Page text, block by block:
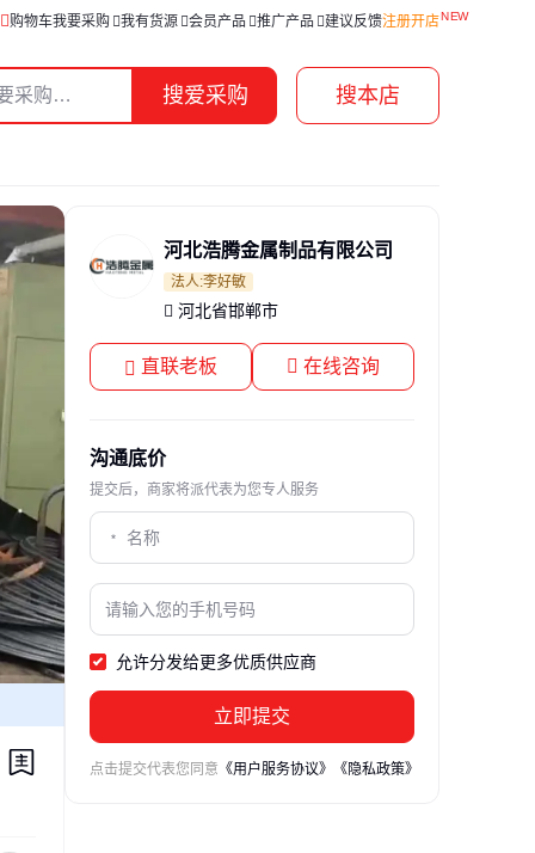
购物车我要采购 我有货源 会员产品 推广产品 建议反馈注册开店
搜爱采购 搜本店
河北浩腾金属制品有限公司
法人:李好敏
河北省邯郸市
直联老板 在线咨询
沟通底价
提交后，商家将派代表为您专人服务
允许分发给更多优质供应商
立即提交
点击提交代表您同意 《用户服务协议》 《隐私政策》